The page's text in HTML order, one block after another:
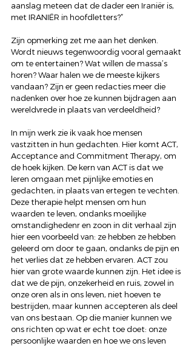
aanslag meteen dat de dader een Iraniër is,
met IRANIËR in hoofdletters?”
Zijn opmerking zet me aan het denken.
Wordt nieuws tegenwoordig vooral gemaakt
om te entertainen? Wat willen de massa’s
horen? Waar halen we de meeste kijkers
vandaan? Zijn er geen redacties meer die
nadenken over hoe ze kunnen bijdragen aan
wereldvrede in plaats van verdeeldheid?
In mijn werk zie ik vaak hoe mensen
vastzitten in hun gedachten. Hier komt ACT,
Acceptance and Commitment Therapy, om
de hoek kijken. De kern van ACT is dat we
leren omgaan met pijnlijke emoties en
gedachten, in plaats van ertegen te vechten.
Deze therapie helpt mensen om hun
waarden te leven, ondanks moeilijke
omstandighedenr en zoon in dit verhaal zijn
hier een voorbeeld van: ze hebben ze hebben
geleerd om door te gaan, ondanks de pijn en
het verlies dat ze hebben ervaren. ACT zou
hier van grote waarde kunnen zijn. Het idee is
dat we de pijn, onzekerheid en ruis, zowel in
onze oren als in ons leven, niet hoeven te
bestrijden, maar kunnen accepteren als deel
van ons bestaan. Op die manier kunnen we
ons richten op wat er echt toe doet: onze
persoonlijke waarden en hoe we ons leven